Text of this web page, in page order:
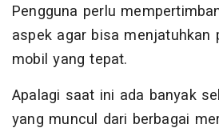
Pengguna perlu
aspek agar bisa menjatuhkan
mobil yang tepat.
Apalagi saat ini ada banyak
yang muncul dari berbagai